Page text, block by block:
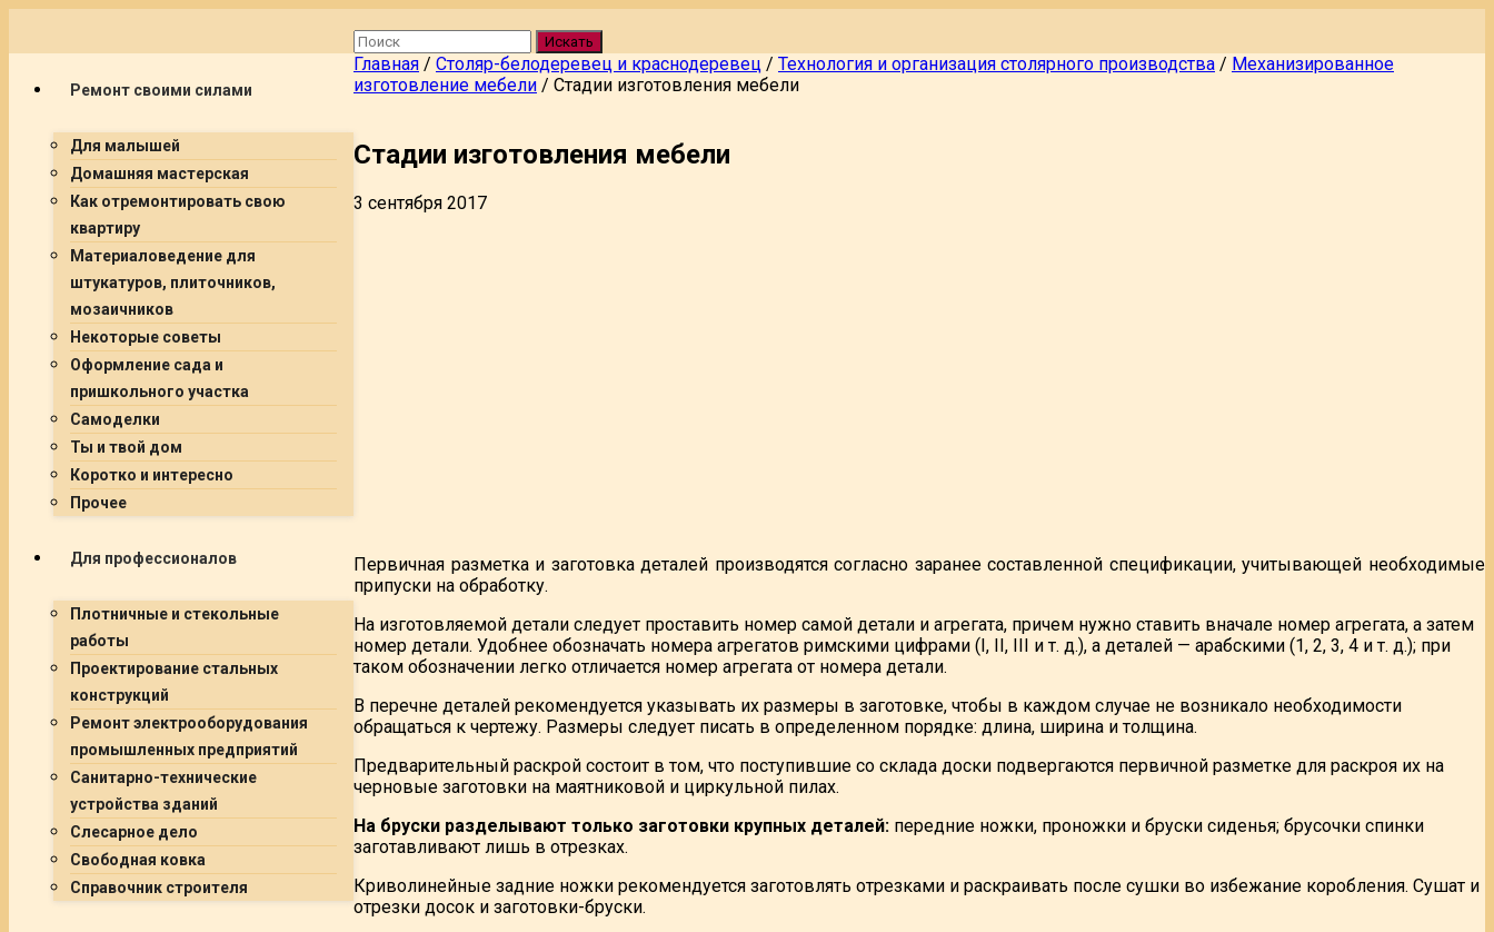
Ремонт своими силами
Для малышей
Домашняя мастерская
Как отремонтировать свою
квартиру
Материаловедение для
штукатуров, плиточников,
мозаичников
Некоторые советы
Оформление сада и
пришкольного участка
Самоделки
Ты и твой дом
Коротко и интересно
Прочее
Для профессионалов
Плотничные и стекольные
работы
Проектирование стальных
конструкций
Ремонт электрооборудования
промышленных предприятий
Санитарно-технические
устройства зданий
Слесарное дело
Свободная ковка
Справочник строителя
Искать
Главная / Столяр-белодеревец и краснодеревец / Технология и организация столярного производства / Механизированное
изготовление мебели / Стадии изготовления мебели
Стадии изготовления мебели
3 сентября 2017
Первичная разметка и заготовка деталей производятся согласно заранее составленной спецификации, учитывающей необходимые
припуски на обработку.
На изготовляемой детали следует проставить номер самой детали и агрегата, причем нужно ставить вначале номер агрегата, а затем
номер детали. Удобнее обозначать номера агрегатов римскими цифрами (I, II, III и т. д.), а деталей — арабскими (1, 2, 3, 4 и т. д.); при
таком обозначении легко отличается номер агрегата от номера детали.
В перечне деталей рекомендуется указывать их размеры в заготовке, чтобы в каждом случае не возникало необходимости
обращаться к чертежу. Размеры следует писать в определенном порядке: длина, ширина и толщина.
Предварительный раскрой состоит в том, что поступившие со склада доски подвергаются первичной разметке для раскроя их на
черновые заготовки на маятниковой и циркульной пилах.
На бруски разделывают только заготовки крупных деталей: передние ножки, проножки и бруски сиденья; брусочки спинки
заготавливают лишь в отрезках.
Криволинейные задние ножки рекомендуется заготовлять отрезками и раскраивать после сушки во избежание коробления. Сушат и
отрезки досок и заготовки-бруски.